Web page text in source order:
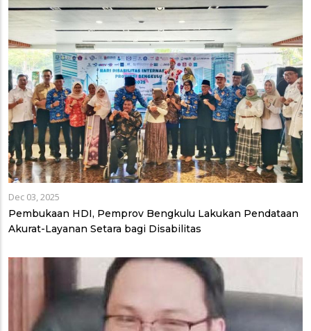
Dec 03, 2025
Pembukaan HDI, Pemprov Bengkulu Lakukan Pendataan
Akurat-Layanan Setara bagi Disabilitas